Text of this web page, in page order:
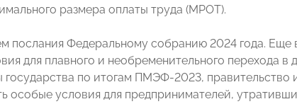
размера оплаты труда (МРОТ).
послания Федеральному собранию 2024 года. Еще
для плавного и необременительного перехода в
государства по итогам ПМЭФ-2023, правительство
особые условия для предпринимателей,